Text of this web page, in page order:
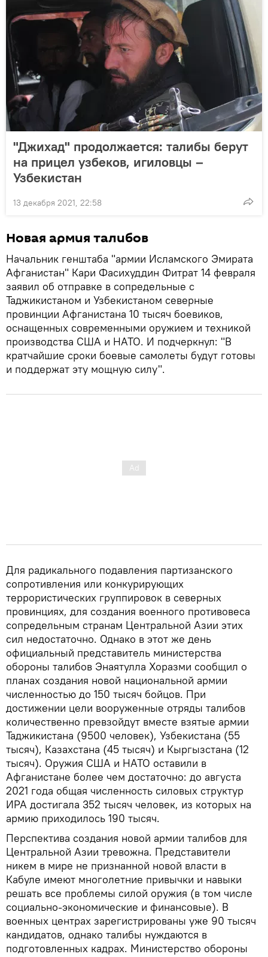
"Джихад" продолжается: талибы берут
на прицел узбеков, игиловцы –
Узбекистан
13 декабря 2021, 22:58
Новая армия талибов
Начальник генштаба "армии Исламского Эмирата
Афганистан" Кари Фасихуддин Фитрат 14 февраля
заявил об отправке в сопредельные с
Таджикистаном и Узбекистаном северные
провинции Афганистана 10 тысяч боевиков,
оснащенных современными оружием и техникой
производства США и НАТО. И подчеркнул: "В
кратчайшие сроки боевые самолеты будут готовы
и поддержат эту мощную силу".
Для радикального подавления партизанского
сопротивления или конкурирующих
террористических группировок в северных
провинциях, для создания военного противовеса
сопредельным странам Центральной Азии этих
сил недостаточно. Однако в этот же день
официальный представитель министерства
обороны талибов Энаятулла Хоразми сообщил о
планах создания новой национальной армии
численностью до 150 тысяч бойцов. При
достижении цели вооруженные отряды талибов
количественно превзойдут вместе взятые армии
Таджикистана (9500 человек), Узбекистана (55
тысяч), Казахстана (45 тысяч) и Кыргызстана (12
тысяч). Оружия США и НАТО оставили в
Афганистане более чем достаточно: до августа
2021 года общая численность силовых структур
ИРА достигала 352 тысяч человек, из которых на
армию приходилось 190 тысяч.
Перспектива создания новой армии талибов для
Центральной Азии тревожна. Представители
никем в мире не признанной новой власти в
Кабуле имеют многолетние привычки и навыки
решать все проблемы силой оружия (в том числе
социально-экономические и финансовые). В
военных центрах зарегистрированы уже 90 тысяч
кандидатов, однако талибы нуждаются в
подготовленных кадрах. Министерство обороны